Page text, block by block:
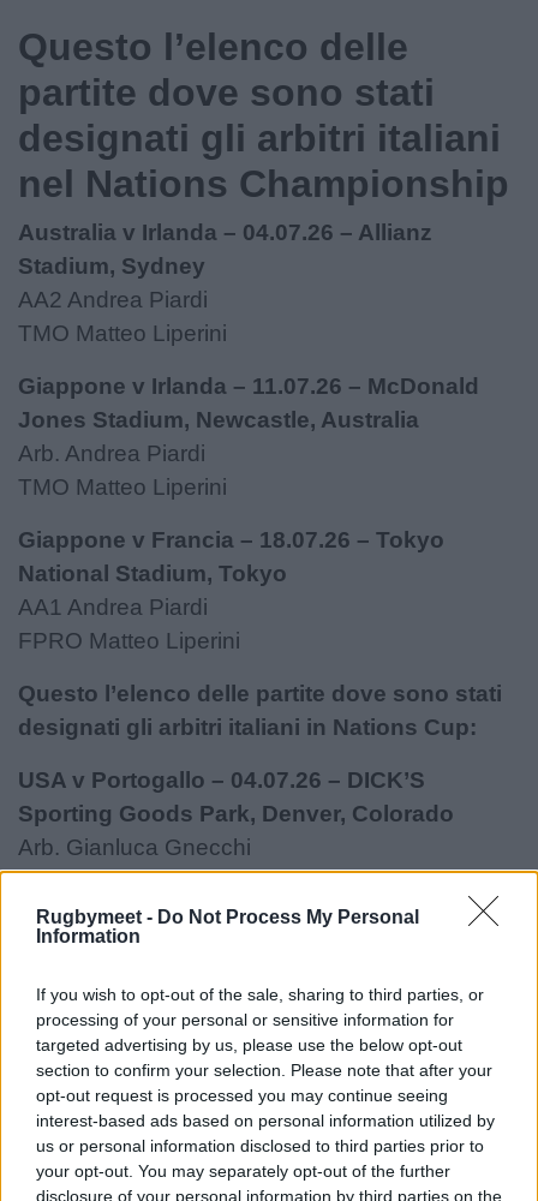
Rugbymeet - Do Not Process My Personal
Information
If you wish to opt-out of the sale, sharing to third parties, or
processing of your personal or sensitive information for
targeted advertising by us, please use the below opt-out
section to confirm your selection. Please note that after your
opt-out request is processed you may continue seeing
interest-based ads based on personal information utilized by
us or personal information disclosed to third parties prior to
your opt-out. You may separately opt-out of the further
disclosure of your personal information by third parties on the
Questo l’elenco delle
partite dove sono stati
designati gli arbitri italiani
nel Nations Championship
Australia v Irlanda – 04.07.26 – Allianz
Stadium, Sydney
AA2 Andrea Piardi
TMO Matteo Liperini
Giappone v Irlanda – 11.07.26 – McDonald
Jones Stadium, Newcastle, Australia
Arb. Andrea Piardi
TMO Matteo Liperini
Giappone v Francia – 18.07.26 – Tokyo
National Stadium, Tokyo
AA1 Andrea Piardi
FPRO Matteo Liperini
Questo l’elenco delle partite dove sono stati
designati gli arbitri italiani in Nations Cup:
USA v Portogallo – 04.07.26 – DICK’S
Sporting Goods Park, Denver, Colorado
Arb. Gianluca Gnecchi
Tonga v Spagna – 11.07.26 – Clarke Stadium,
Edmonton
TMO Stefano Pennè
Canada v Portogallo – 11.07.26 – Clarke
Stadium, Edmonton
TMO Stefano Pennè
Tonga v Portogallo – 18.07.26 – Princess